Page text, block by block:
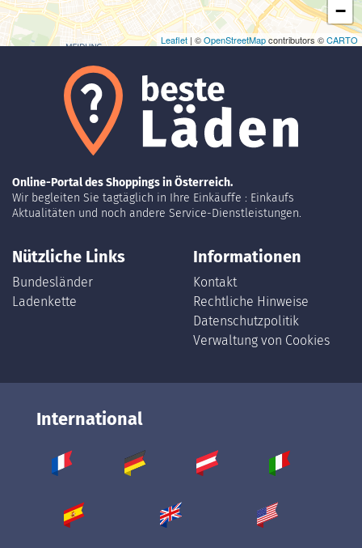
−
Leaflet | ©OpenStreetMapcontributors ©CARTO
Online-Portal des Shoppings in Österreich.
Wir begleiten Sie tagtäglich in Ihre Einkäuffe : Einkaufs
Aktualitäten und noch andere Service-Dienstleistungen.
Nützliche Links
Bundesländer
Ladenkette
Informationen
Kontakt
Rechtliche Hinweise
Datenschutzpolitik
Verwaltung von Cookies
International